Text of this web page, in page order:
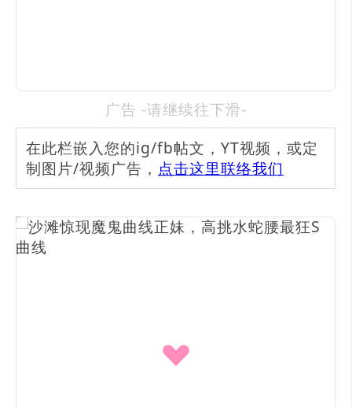
广告 -请继续往下滑-
在此栏嵌入您的ig/fb帖文，YT视频，或定
制图片/视频广告， 点击这里联络我们